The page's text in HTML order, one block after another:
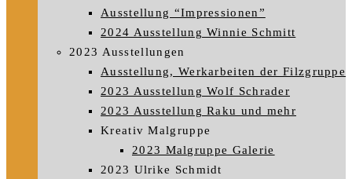
Ausstellung “Impressionen”
2024 Ausstellung Winnie Schmitt
2023 Ausstellungen
Ausstellung, Werkarbeiten der Filzgruppe
2023 Ausstellung Wolf Schrader
2023 Ausstellung Raku und mehr
Kreativ Malgruppe
2023 Malgruppe Galerie
2023 Ulrike Schmidt